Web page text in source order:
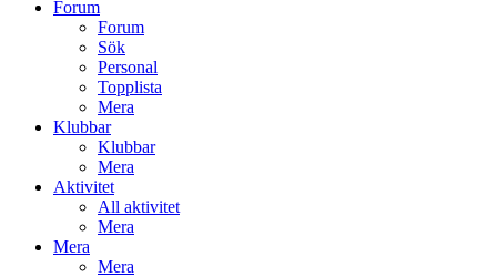
Forum
Forum
Sök
Personal
Topplista
Mera
Klubbar
Klubbar
Mera
Aktivitet
All aktivitet
Mera
Mera
Mera